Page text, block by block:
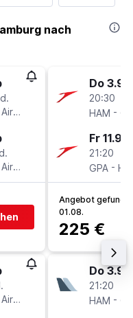
nach
Do 3.9.
20:30
HAM -
Fr 11.9.
21:20
GPA -
Angebot
01.08.
225 €
Do 3.9.
21:20
HAM -